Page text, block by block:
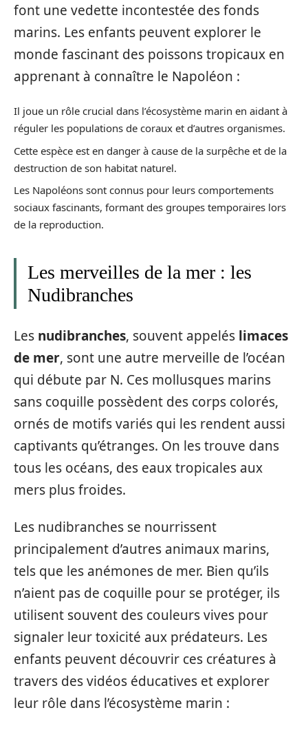
font une vedette incontestée des fonds
marins. Les enfants peuvent explorer le
monde fascinant des poissons tropicaux en
apprenant à connaître le Napoléon :
Il joue un rôle crucial dans l’écosystème marin en aidant à
réguler les populations de coraux et d’autres organismes.
Cette espèce est en danger à cause de la surpêche et de la
destruction de son habitat naturel.
Les Napoléons sont connus pour leurs comportements
sociaux fascinants, formant des groupes temporaires lors
de la reproduction.
Les merveilles de la mer : les
Nudibranches
Les nudibranches, souvent appelés limaces
de mer, sont une autre merveille de l’océan
qui débute par N. Ces mollusques marins
sans coquille possèdent des corps colorés,
ornés de motifs variés qui les rendent aussi
captivants qu’étranges. On les trouve dans
tous les océans, des eaux tropicales aux
mers plus froides.
Les nudibranches se nourrissent
principalement d’autres animaux marins,
tels que les anémones de mer. Bien qu’ils
n’aient pas de coquille pour se protéger, ils
utilisent souvent des couleurs vives pour
signaler leur toxicité aux prédateurs. Les
enfants peuvent découvrir ces créatures à
travers des vidéos éducatives et explorer
leur rôle dans l’écosystème marin :